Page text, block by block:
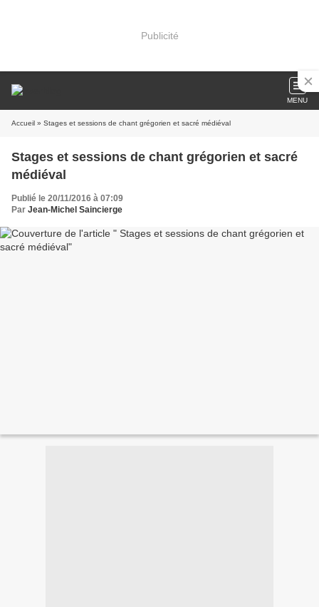
Publicité
MENU
Accueil » Stages et sessions de chant grégorien et sacré médiéval
Stages et sessions de chant grégorien et sacré
médiéval
Publié le 20/11/2016 à 07:09
Par Jean-Michel Saincierge